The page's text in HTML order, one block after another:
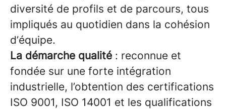
diversité de profils et de parcours, tous
impliqués au quotidien dans la cohésion
d’équipe.
La démarche qualité : reconnue et
fondée sur une forte intégration
industrielle, l’obtention des certifications
ISO 9001, ISO 14001 et les qualifications